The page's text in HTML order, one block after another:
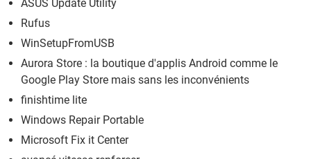
ASUS Update Utility
Rufus
WinSetupFromUSB
Aurora Store : la boutique d'applis Android comme le
Google Play Store mais sans les inconvénients
finishtime lite
Windows Repair Portable
Microsoft Fix it Center